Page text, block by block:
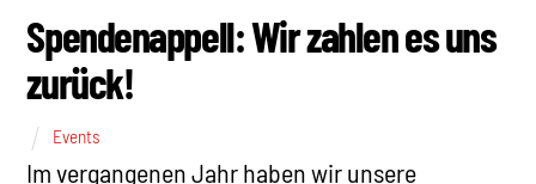
Spendenappell: Wir zahlen es uns
zurück!
Events
Im vergangenen Jahr haben wir unsere